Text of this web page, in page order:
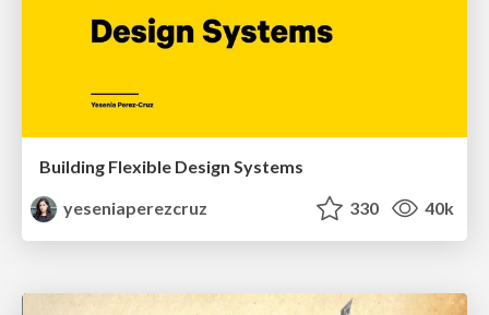
Building Flexible Design Systems
yeseniaperezcruz
330 40k